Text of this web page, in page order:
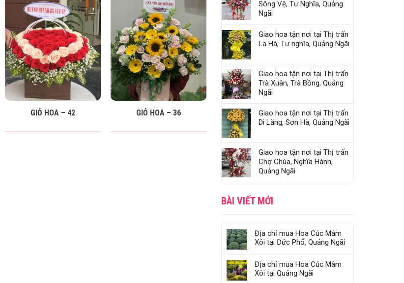
Sông Vệ, Tư Nghĩa, Quảng
Ngãi
Giao hoa tận nơi tại Thị trấn
La Hà, Tư nghĩa, Quảng Ngãi
Giao hoa tận nơi tại Thị trấn
Trà Xuân, Trà Bồng, Quảng
Ngãi
Giao hoa tận nơi tại Thị trấn
Di Lăng, Sơn Hà, Quảng Ngãi
Giao hoa tận nơi tại Thị trấn
Chợ Chùa, Nghĩa Hành,
Quảng Ngãi
BÀI VIẾT MỚI
Địa chỉ mua Hoa Cúc Mâm
Xôi tại Đức Phổ, Quảng Ngãi
Địa chỉ mua Hoa Cúc Mâm
Xôi tại Quảng Ngãi
GIỎ HOA – 42 GIỎ HOA – 36